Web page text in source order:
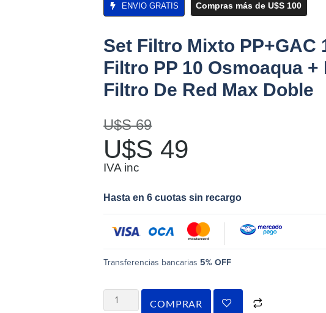
ENVIO GRATIS Compras más de U$S 100
Set Filtro Mixto PP+GAC
Filtro PP 10 Osmoaqua +
Filtro De Red Max Doble
U$S69
U$S 49
IVA inc
Hasta en 6 cuotas sin recargo
Transferencias bancarias 5% OFF
COMPRAR